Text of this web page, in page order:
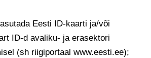
Eesti ID-kaarti ja/või
ID-d avaliku- ja erasektori
(sh riigiportaal www.eesti.ee);